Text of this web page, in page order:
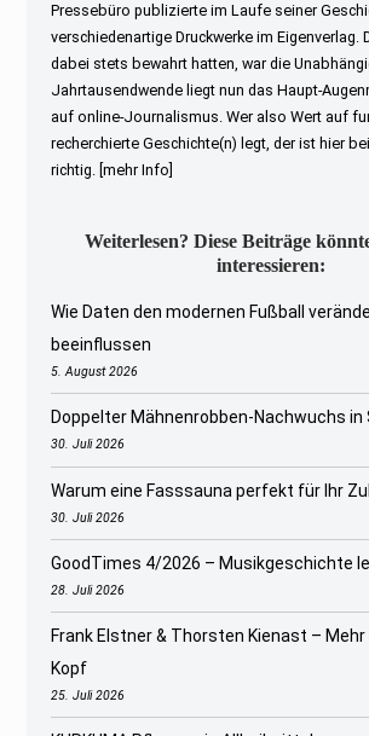
Pressebüro publizierte im Laufe seiner
verschiedenartige Druckwerke im Eigenverlag.
dabei stets bewahrt hatten, war die
Jahrtausendwende liegt nun das Haupt-
auf online-Journalismus. Wer also Wert auf
recherchierte Geschichte(n) legt, der ist hier
richtig.
[mehr Info]
Weiterlesen? Diese Beiträge
interessieren:
Wie Daten den modernen Fußball
beeinflussen
5. August 2026
Doppelter Mähnenrobben-Nachwuchs in
30. Juli 2026
Warum eine Fasssauna perfekt für Ihr
30. Juli 2026
GoodTimes 4/2026 – Musikgeschichte
28. Juli 2026
Frank Elstner & Thorsten Kienast –
Kopf
25. Juli 2026